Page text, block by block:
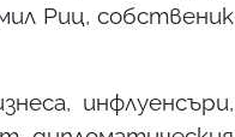
Риц, собственик
инфлуенсъри,